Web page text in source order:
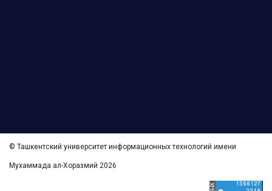
© Ташкентский университет информационных технологий имени
Мухаммада ал-Хоразмий 2026